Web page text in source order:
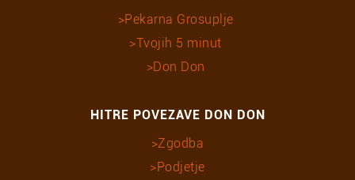
Pekarna Grosuplje
Tvojih 5 minut
Don Don
HITRE POVEZAVE DON DON
Zgodba
Podjetje